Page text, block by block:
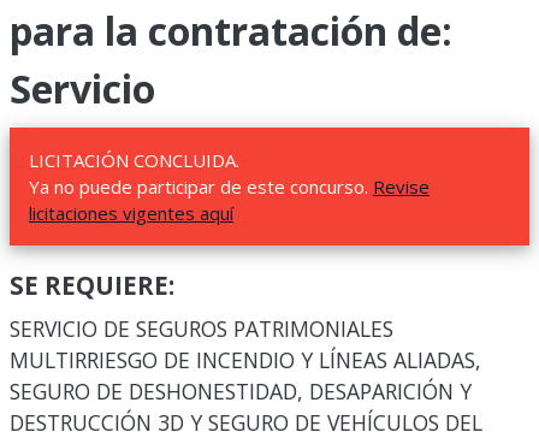
para la contratación de:
Servicio
LICITACIÓN CONCLUIDA.
Ya no puede participar de este concurso. Revise
licitaciones vigentes aquí
SE REQUIERE:
SERVICIO DE SEGUROS PATRIMONIALES
MULTIRRIESGO DE INCENDIO Y LÍNEAS ALIADAS,
SEGURO DE DESHONESTIDAD, DESAPARICIÓN Y
DESTRUCCIÓN 3D Y SEGURO DE VEHÍCULOS DEL